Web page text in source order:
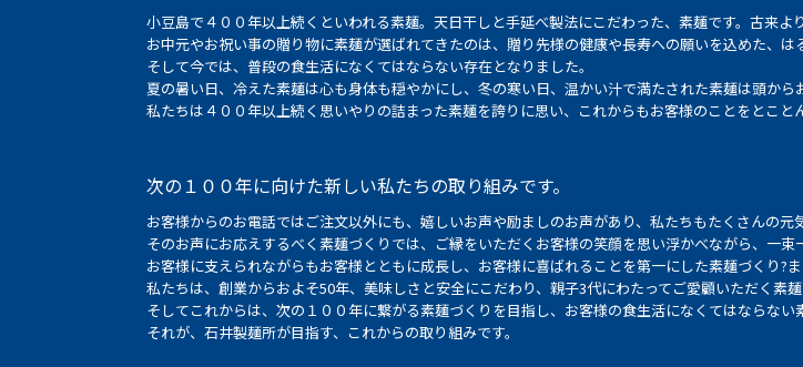
小豆島で４００年以上続くといわれる素麺。天日干しと手延べ製法にこだわった、素麺です。古来
お中元やお祝い事の贈り物に素麺が選ばれてきたのは、贈り先様の健康や長寿への願いを込めた、は
そして今では、普段の食生活になくてはならない存在となりました。
夏の暑い日、冷えた素麺は心も身体も穏やかにし、冬の寒い日、温かい汁で満たされた素麺は頭から
私たちは４００年以上続く思いやりの詰まった素麺を誇りに思い、これからもお客様のことをとこ
次の１００年に向けた新しい私たちの取り組みです。
お客様からのお電話ではご注文以外にも、嬉しいお声や励ましのお声があり、私たちもたくさんの元
そのお声にお応えするべく素麺づくりでは、ご縁をいただくお客様の笑顔を思い浮かべながら、一束
お客様に支えられながらもお客様とともに成長し、お客様に喜ばれることを第一にした素麺づくり?
私たちは、創業からおよそ50年、美味しさと安全にこだわり、親子3代にわたってご愛顧いただく素麺
そしてこれからは、次の１００年に繋がる素麺づくりを目指し、お客様の食生活になくてはならない
それが、石井製麺所が目指す、これからの取り組みです。